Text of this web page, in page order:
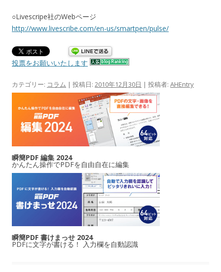
○Livescripe社のWebページ
http://www.livescribe.com/en-us/smartpen/pulse/
投票をお願いいたします
カテゴリー: コラム | 投稿日: 2010年12月30日 | 投稿者: AHEntry
瞬簡PDF 編集 2024
かんたん操作でPDFを自由自在に編集
瞬簡PDF 書けまっせ 2024
PDFに文字が書ける！ 入力欄を自動認識